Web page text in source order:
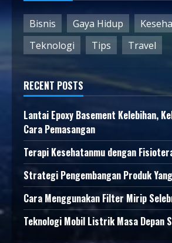
Bisnis Gaya Hidup
Teknologi
Tips Travel
RECENT POSTS
Lantai Epoxy Basement Kelebihan,
Cara Pemasangan
Terapi Kesehatanmu dengan
Strategi Pengembangan Produk
Cara Menggunakan Filter Mirip
Teknologi Mobil Listrik Masa Depan